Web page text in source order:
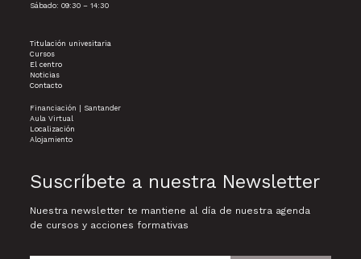
Sábado: 09:30 – 14:30
Titulación univesitaria
Cursos
El centro
Noticias
Contacto
Financiación | Santander
Aula Virtual
Localización
Alojamiento
Suscríbete a nuestra Newsletter
Nuestra newsletter te mantiene al día de nuestra agenda
de cursos y acciones formativas